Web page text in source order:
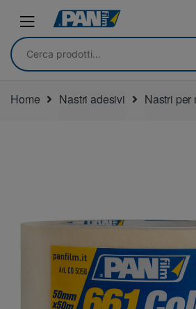
navigation
content
Cerca:
Home Nastri adesivi Nastri per